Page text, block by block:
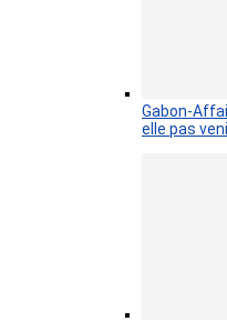
Gabon-
elle pas